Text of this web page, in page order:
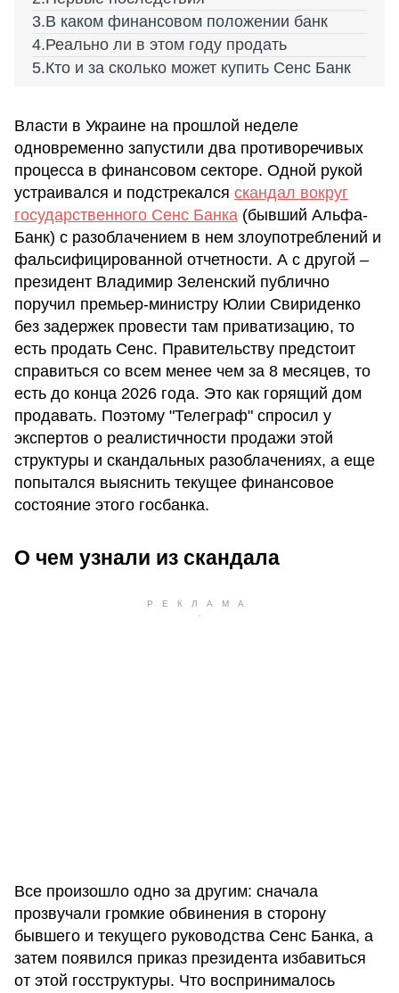
В каком финансовом положении банк
Реально ли в этом году продать
Кто и за сколько может купить Сенс Банк
Власти в Украине на прошлой неделе
одновременно запустили два противоречивых
процесса в финансовом секторе. Одной рукой
устраивался и подстрекался скандал вокруг
государственного Сенс Банка (бывший Альфа-
Банк) с разоблачением в нем злоупотреблений и
фальсифицированной отчетности. А с другой –
президент Владимир Зеленский публично
поручил премьер-министру Юлии Свириденко
без задержек провести там приватизацию, то
есть продать Сенс. Правительству предстоит
справиться со всем менее чем за 8 месяцев, то
есть до конца 2026 года. Это как горящий дом
продавать. Поэтому "Телеграф" спросил у
экспертов о реалистичности продажи этой
структуры и скандальных разоблачениях, а еще
попытался выяснить текущее финансовое
состояние этого госбанка.
О чем узнали из скандала
Все произошло одно за другим: сначала
прозвучали громкие обвинения в сторону
бывшего и текущего руководства Сенс Банка, а
затем появился приказ президента избавиться
от этой госструктуры. Что воспринималось